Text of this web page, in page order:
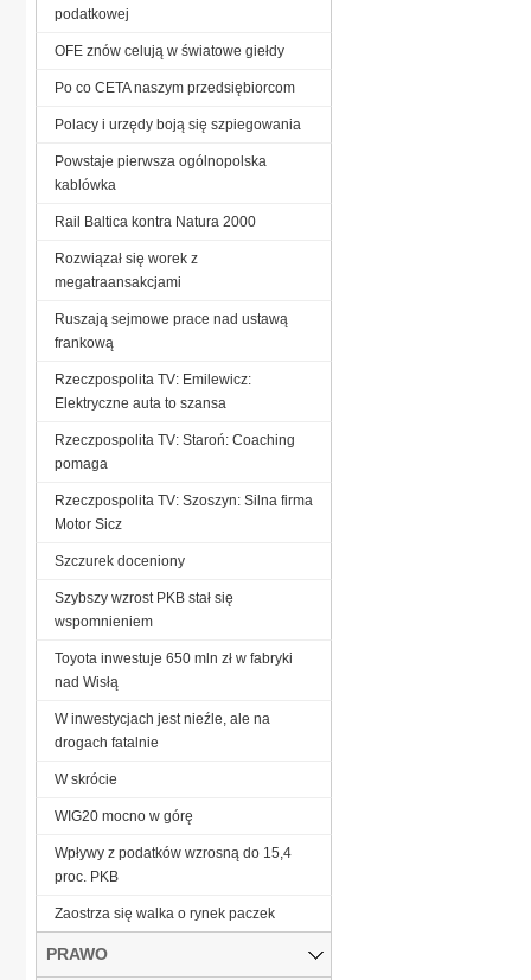
podatkowej
OFE znów celują w światowe giełdy
Po co CETA naszym przedsiębiorcom
Polacy i urzędy boją się szpiegowania
Powstaje pierwsza ogólnopolska
kablówka
Rail Baltica kontra Natura 2000
Rozwiązał się worek z
megatraansakcjami
Ruszają sejmowe prace nad ustawą
frankową
Rzeczpospolita TV: Emilewicz:
Elektryczne auta to szansa
Rzeczpospolita TV: Staroń: Coaching
pomaga
Rzeczpospolita TV: Szoszyn: Silna firma
Motor Sicz
Szczurek doceniony
Szybszy wzrost PKB stał się
wspomnieniem
Toyota inwestuje 650 mln zł w fabryki
nad Wisłą
W inwestycjach jest nieźle, ale na
drogach fatalnie
W skrócie
WIG20 mocno w górę
Wpływy z podatków wzrosną do 15,4
proc. PKB
Zaostrza się walka o rynek paczek
PRAWO